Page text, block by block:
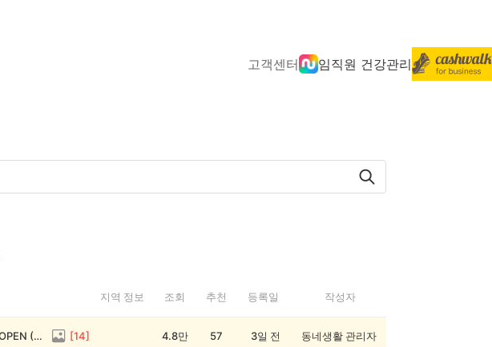
고객센터 임직원 건강관리
지역 정보 조회 추천 등록일 작성자
전원 1,000캐시! 🥳 우리 동네 썰전 14회차 OPEN (~8/17) [14] 4.8만 57 3일 전 동네생활 관리자